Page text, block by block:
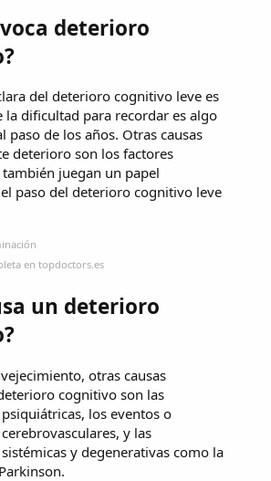
deterioro
del deterioro cognitivo leve es
la dificultad para recordar es algo
paso de los años. Otras causas
deterioro son los factores
juegan un papel
paso del deterioro cognitivo leve
en topdoctors.es
un deterioro
otras causas
cognitivo son las
los eventos o
y las
y degenerativas como la